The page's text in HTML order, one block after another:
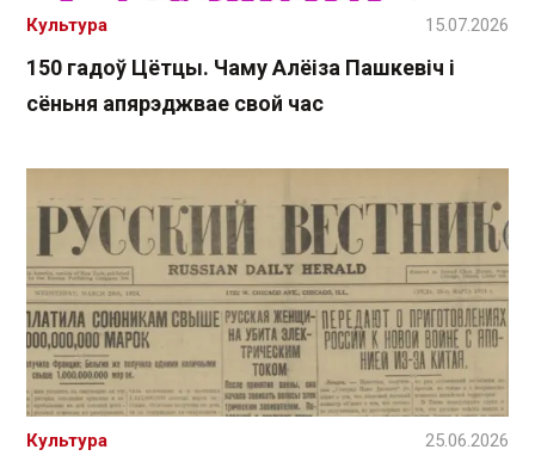
150 гадоў Цётцы. Чаму Алёіза Пашкевіч і
сёньня апярэджвае свой час
Культура 15.07.2026
Культура 25.06.2026